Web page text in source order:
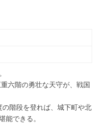
六階の勇壮な天守が、戦国
階段を登れば、城下町や北
能できる。